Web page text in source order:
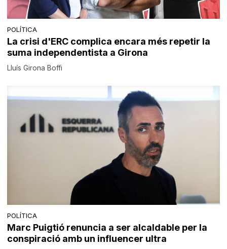
POLÍTICA
La crisi d'ERC complica encara més repetir la
suma independentista a Girona
Lluís Girona Boffi
POLÍTICA
Marc Puigtió renuncia a ser alcaldable per la
conspiració amb un influencer ultra